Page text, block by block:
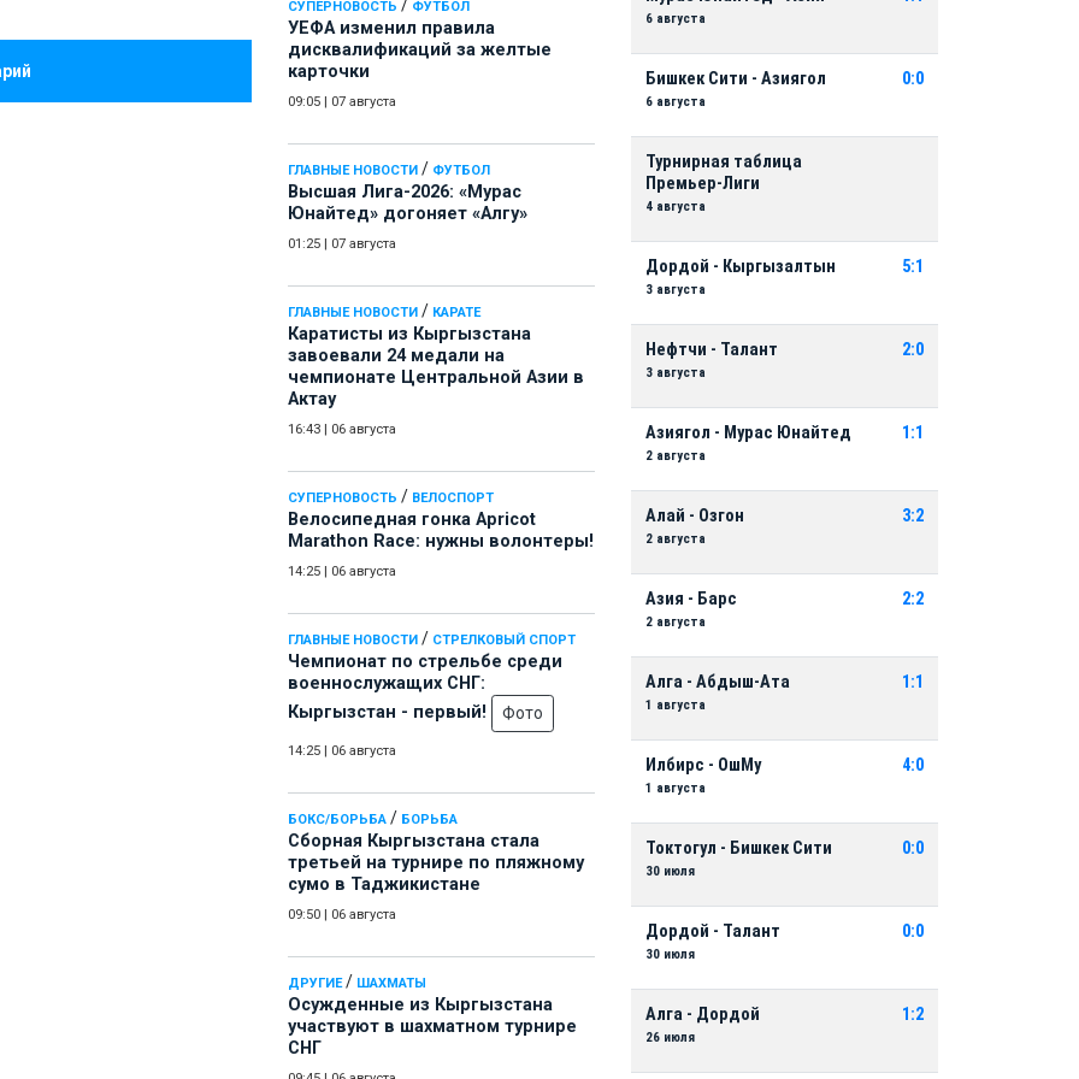
СУПЕРНОВОСТЬ / ФУТБОЛ
УЕФА изменил правила
дисквалификаций за желтые
карточки
09:05 07 августа
ГЛАВНЫЕ НОВОСТИ / ФУТБОЛ
Высшая Лига-2026: «Мурас
Юнайтед» догоняет «Алгу»
01:25 07 августа
ГЛАВНЫЕ НОВОСТИ / КАРАТЕ
Каратисты из Кыргызстана
завоевали 24 медали на
чемпионате Центральной Азии в
Актау
16:43 06 августа
СУПЕРНОВОСТЬ / ВЕЛОСПОРТ
Велосипедная гонка Apricot
Marathon Race: нужны волонтеры!
14:25 06 августа
ГЛАВНЫЕ НОВОСТИ / СТРЕЛКОВЫЙ СПОРТ
Чемпионат по стрельбе среди
военнослужащих СНГ:
Кыргызстан - первый!
Фото
14:25 06 августа
БОКС/БОРЬБА / БОРЬБА
Сборная Кыргызстана стала
третьей на турнире по пляжному
сумо в Таджикистане
09:50 06 августа
ДРУГИЕ/ ШАХМАТЫ
Осужденные из Кыргызстана
участвуют в шахматном турнире
СНГ
6 августа
Бишкек Сити - Азиягол
6 августа
0:0
Турнирная таблица
Премьер-Лиги
4 августа
Дордой - Кыргызалтын
3 августа
5:1
Нефтчи - Талант
3 августа
2:0
Азиягол - Мурас Юнайтед
2 августа
1:1
Алай - Озгон
2 августа
3:2
Азия - Барс
2 августа
2:2
Алга - Абдыш-Ата
1 августа
1:1
Илбирс - ОшМу
1 августа
4:0
Токтогул - Бишкек Сити
30 июля
0:0
Дордой - Талант
30 июля
0:0
Алга - Дордой
26 июля
1:2